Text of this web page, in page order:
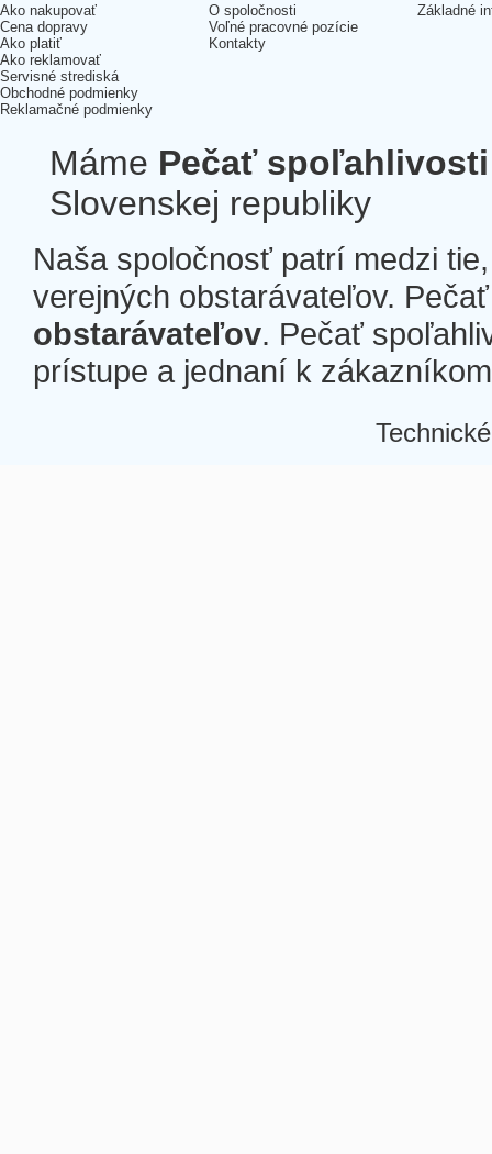
Ako nakupovať
Cena dopravy
Ako platiť
Ako reklamovať
Servisné strediská
Obchodné podmienky
Reklamačné podmienky
O spoločnosti
Voľné pracovné pozície
Kontakty
Základné
Máme Pečať spoľahlivosti
Slovenskej republiky
Naša spoločnosť patrí medzi
verejných obstarávateľov.
obstarávateľov. Pečať
prístupe a jednaní k